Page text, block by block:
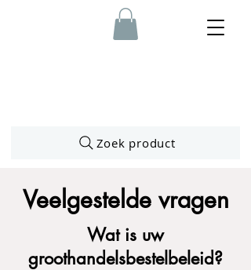
Zoek product
Veelgestelde vragen
Wat is uw
groothandelsbestelbeleid?